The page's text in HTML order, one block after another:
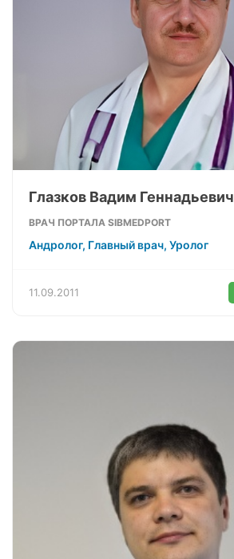
Глазков Вадим Геннадьевич
ВРАЧ ПОРТАЛА SIBMEDPORT
Андролог, Главный врач, Уролог
11.09.2011